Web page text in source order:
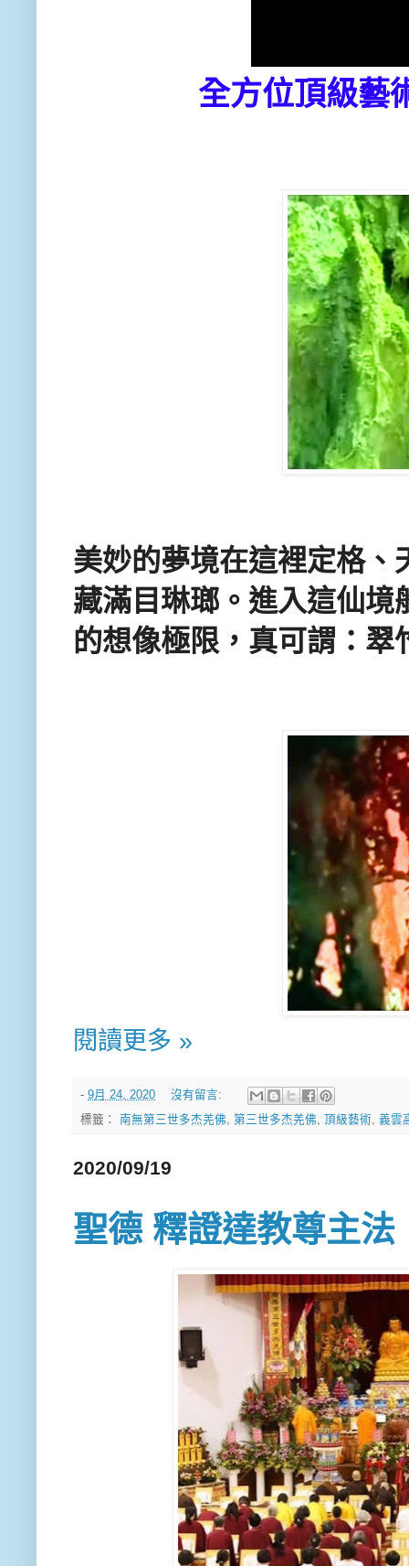
全方位頂級藝
美妙的夢境在這裡定格、
藏滿目琳瑯。進入這仙境
的想像極限，真可謂：
閱讀更多 »
- 9月 24, 2020
沒有留言:
標籤： 南無第三世多杰羌佛, 第三世多杰羌佛, 頂級藝術, 義雲
2020/09/19
聖德 釋證達教尊主